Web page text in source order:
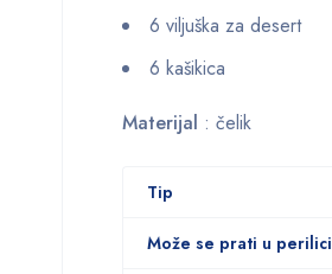
6 viljuška za desert
6 kašikica
Materijal : čelik
Tip
Može se prati u perilici